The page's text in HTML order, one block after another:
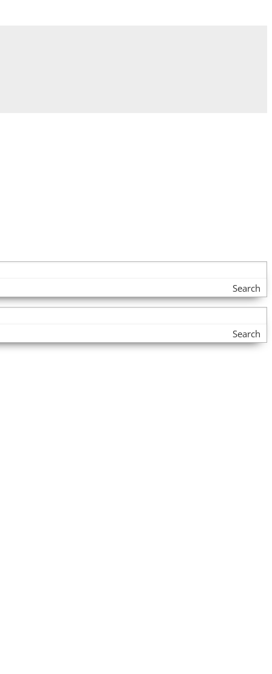
Search
Search